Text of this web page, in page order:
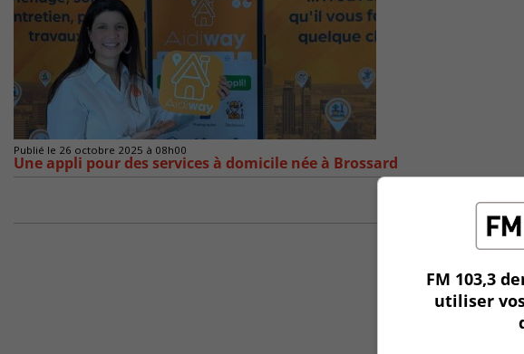
Publié le 26 octobre 2025 à 08h00
Une appli pour des services à domicile née à Brossard
FM 103,3
utiliser